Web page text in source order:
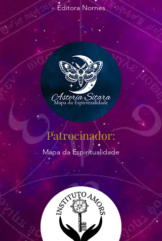
Editora Nornes
Patrocinador:
Mapa da Espiritualidade